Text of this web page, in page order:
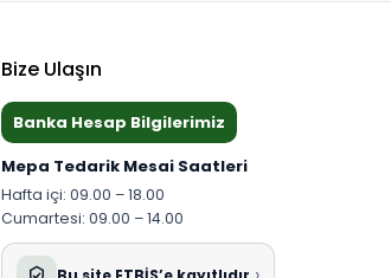
Bize Ulaşın
Banka Hesap Bilgilerimiz
Mepa Tedarik Mesai Saatleri
Hafta içi: 09.00 – 18.00
Cumartesi: 09.00 – 14.00